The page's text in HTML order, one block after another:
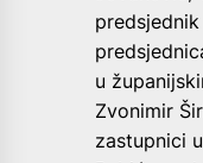
u
Zvonimir
zastupnici